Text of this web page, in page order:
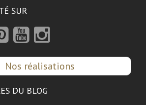
SUR
Nos réalisations
DU BLOG